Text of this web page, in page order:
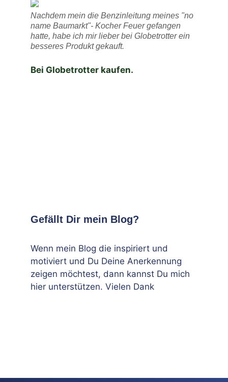
Nachdem mein die Benzinleitung meines "no
name Baumarkt"- Kocher Feuer gefangen
hatte, habe ich mir lieber bei Globetrotter ein
besseres Produkt gekauft.
Bei Globetrotter kaufen.
Gefällt Dir mein Blog?
Wenn mein Blog die inspiriert und
motiviert und Du Deine Anerkennung
zeigen möchtest, dann kannst Du mich
hier unterstützen. Vielen Dank